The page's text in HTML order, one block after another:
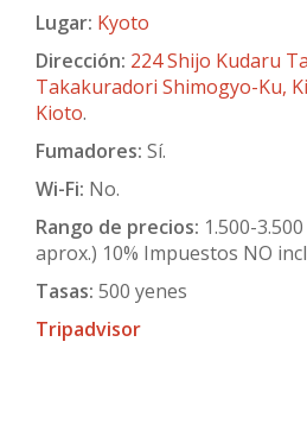
Lugar: Kyoto
Dirección: 224 Shijo Kudaru
Takakuradori Shimogyo-Ku,
Kioto.
Fumadores: Sí.
Wi-Fi: No.
Rango de precios: 1.500-
aprox.) 10% Impuestos NO
Tasas: 500 yenes
Tripadvisor